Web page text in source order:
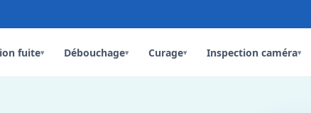
fuite▾ Débouchage▾ Curage▾ Inspection caméra▾